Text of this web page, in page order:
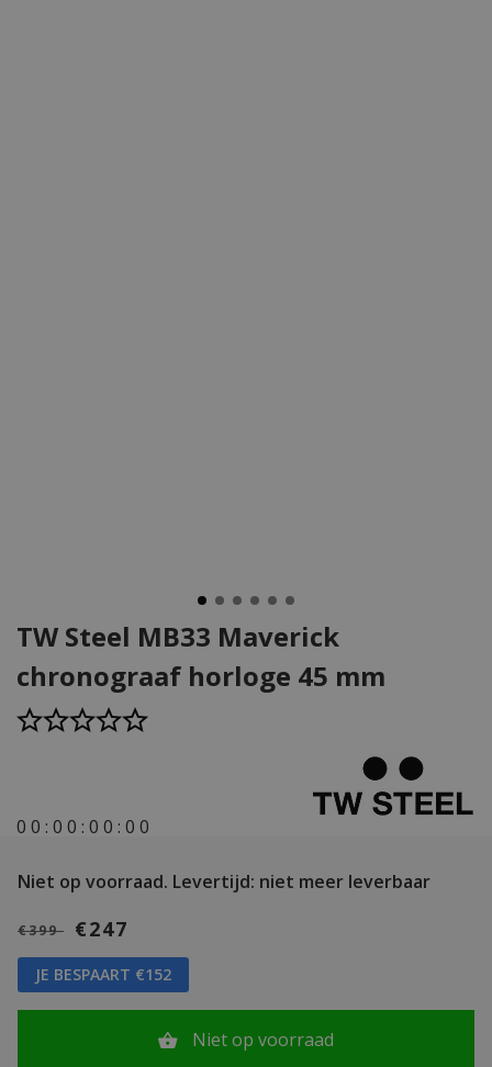
TW Steel MB33 Maverick
chronograaf horloge 45 mm
0 0 : 0 0 : 0 0 : 0 0
Niet op voorraad. Levertijd: niet meer leverbaar
€399 €247
JE BESPAART €152
Niet op voorraad